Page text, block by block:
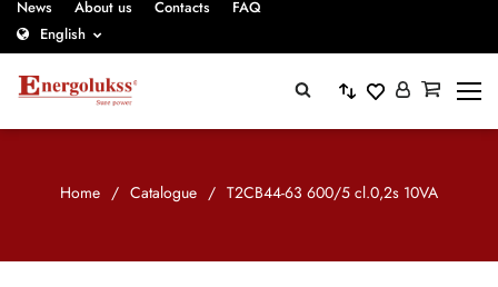
News About us Contacts
FAQ
English
Home / Catalogue / T2CB44-63 600/5 cl.0,2s 10VA